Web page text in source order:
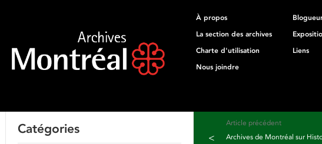
À propos
La section des archives
Charte d'utilisation
Liens
Nous joindre
Article précédent
< Archives de Montréal sur
Catégories